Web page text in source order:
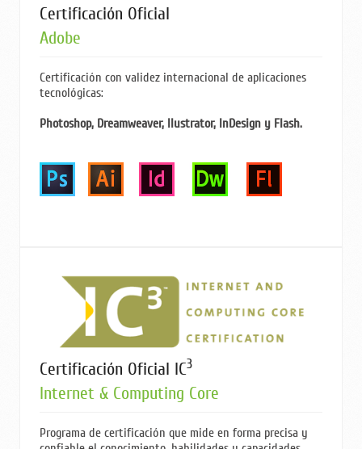
Certificación Oficial
Adobe
Certificación con validez internacional de aplicaciones
tecnológicas:
Photoshop, Dreamweaver, Ilustrator, InDesign y Flash.
Certificación Oficial IC3
Internet & Computing Core
Programa de certificación que mide en forma precisa y